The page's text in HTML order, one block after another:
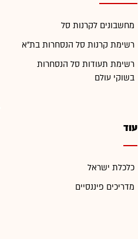
מחשבונים לקרנות סל
רשימת קרנות סל הנסחרות בת"א
רשימת תעודות סל הנסחרות
בשוקי עולם
עוד
כלכלת ישראל
מדריכים פיננסיים